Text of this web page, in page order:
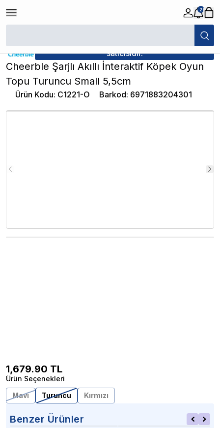
2
/ Cheerble Şarjlı Akıllı İnteraktif Köpek Oyun Topu
satıcısıdır.
Cheerble Şarjlı Akıllı İnteraktif Köpek Oyun
Topu Turuncu Small 5,5cm
Ürün Kodu: C1221-O Barkod: 6971883204301
1,679.90 TL
Ürün Seçenekleri
Mavi
Turuncu Kırmızı
Benzer Ürünler